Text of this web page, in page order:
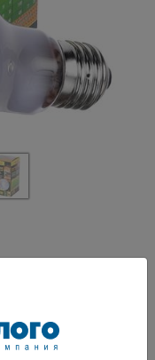
(УФА) спектра
поведение у
с лампами Night Glo